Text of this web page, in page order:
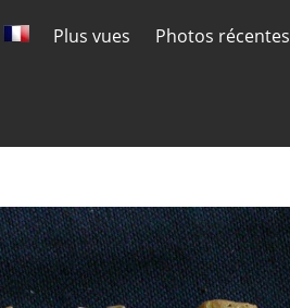
Plus vues Photos récentes